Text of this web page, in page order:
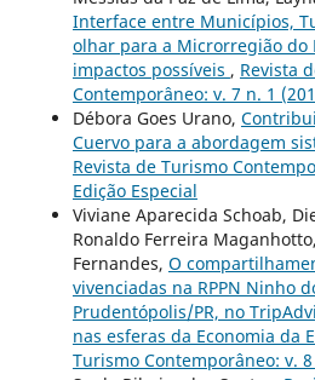
Interface entre Municípios,
olhar para a Microrregião do
impactos possíveis , Revista
Contemporâneo: v. 7 n. 1
Débora Goes Urano,
Cuervo para a abordagem
Revista de Turismo
Edição Especial
Viviane Aparecida Schoab,
Ronaldo Ferreira
Fernandes, O
vivenciadas na RPPN Ninho
Prudentópolis/PR, no
nas esferas da Economia da
Turismo Contemporâneo: v.